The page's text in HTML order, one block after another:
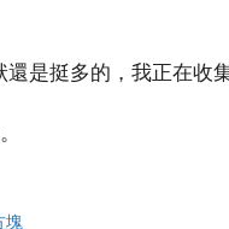
還是挺多的，我正在收
塊